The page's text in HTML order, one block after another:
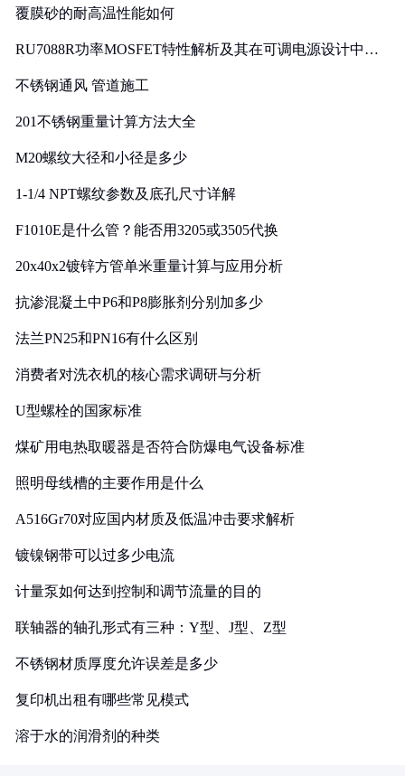
覆膜砂的耐高温性能如何
RU7088R功率MOSFET特性解析及其在可调电源设计中的
不锈钢通风 管道施工
201不锈钢重量计算方法大全
M20螺纹大径和小径是多少
1-1/4 NPT螺纹参数及底孔尺寸详解
F1010E是什么管？能否用3205或3505代换
20x40x2镀锌方管单米重量计算与应用分析
抗渗混凝土中P6和P8膨胀剂分别加多少
法兰PN25和PN16有什么区别
消费者对洗衣机的核心需求调研与分析
U型螺栓的国家标准
煤矿用电热取暖器是否符合防爆电气设备标准
照明母线槽的主要作用是什么
A516Gr70对应国内材质及低温冲击要求解析
镀镍钢带可以过多少电流
计量泵如何达到控制和调节流量的目的
联轴器的轴孔形式有三种：Y型、J型、Z型
不锈钢材质厚度允许误差是多少
复印机出租有哪些常见模式
溶于水的润滑剂的种类